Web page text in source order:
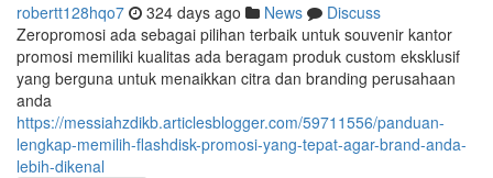
robertt128hqo7 324 days ago News
Discuss
Zeropromosi ada sebagai pilihan terbaik untuk souvenir kantor
promosi memiliki kualitas ada beragam produk custom eksklusif
yang berguna untuk menaikkan citra dan branding perusahaan
anda
https://messiahzdikb.articlesblogger.com/59711556/panduan-
lengkap-memilih-flashdisk-promosi-yang-tepat-agar-brand-anda-
lebih-dikenal